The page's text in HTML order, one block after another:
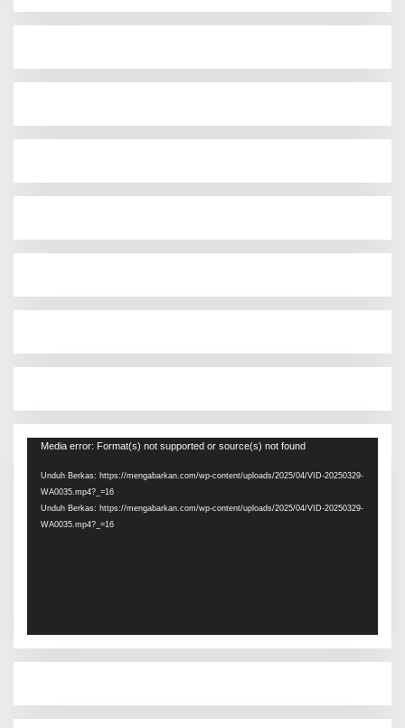
Pemutar
Media error: Format(s) not supported or source(s) not found
Unduh Berkas: https://mengabarkan.com/wp-content/uploads/2025/04/VID-20250329-
WA0035.mp4?_=16
Unduh Berkas: https://mengabarkan.com/wp-content/uploads/2025/04/VID-20250329-
WA0035.mp4?_=16